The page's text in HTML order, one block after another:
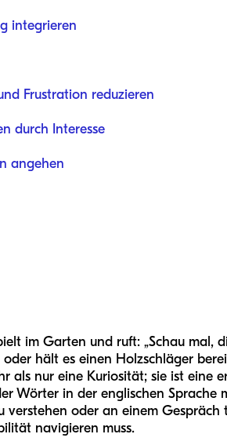
integrieren
Frustration reduzieren
durch Interesse
angehen
im Garten und ruft: „Schau mal,
hält es einen Holzschläger
als nur eine Kuriosität; sie ist eine
Wörter in der englischen
verstehen oder an einem
navigieren muss.